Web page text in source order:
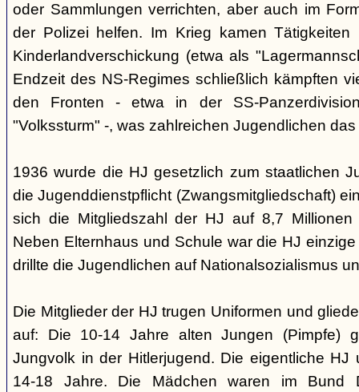
oder Sammlungen verrichten, aber auch im
der Polizei helfen. Im Krieg kamen
Kinderlandverschickung (etwa als
Endzeit des NS-Regimes schließlich kämpften
den Fronten - etwa in der SS-
"Volkssturm" -, was zahlreichen Jugendlichen
1936 wurde die HJ gesetzlich zum staatlichen
die Jugenddienstpflicht (Zwangsmitgliedschaft)
sich die Mitgliedszahl der HJ auf 8,7 Millionen
Neben Elternhaus und Schule war die HJ
drillte die Jugendlichen auf Nationalsozialismus
Die Mitglieder der HJ trugen Uniformen und
auf: Die 10-14 Jahre alten Jungen (Pimpfe)
Jungvolk in der Hitlerjugend. Die eigentliche HJ
14-18 Jahre. Die Mädchen waren im Bund